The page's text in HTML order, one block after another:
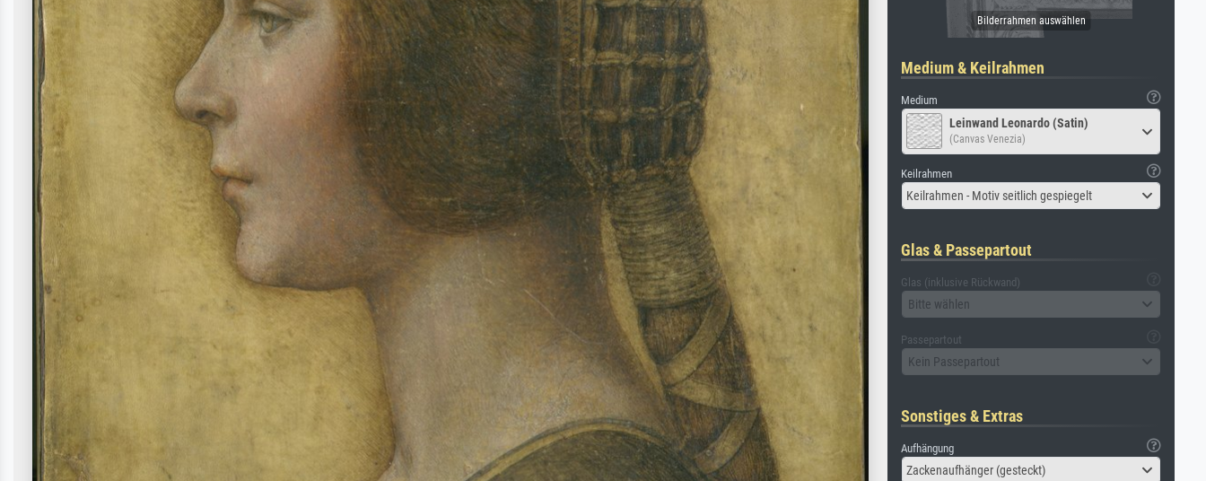
Medium & Keilrahmen
Medium
Leinwand Leonardo (Satin)
(Canvas Venezia)
Keilrahmen
Keilrahmen - Motiv seitlich gespiegelt
Glas & Passepartout
Glas (inklusive Rückwand)
Bitte wählen
Passepartout
Kein Passepartout
Sonstiges & Extras
Aufhängung
Zackenaufhänger (gesteckt)